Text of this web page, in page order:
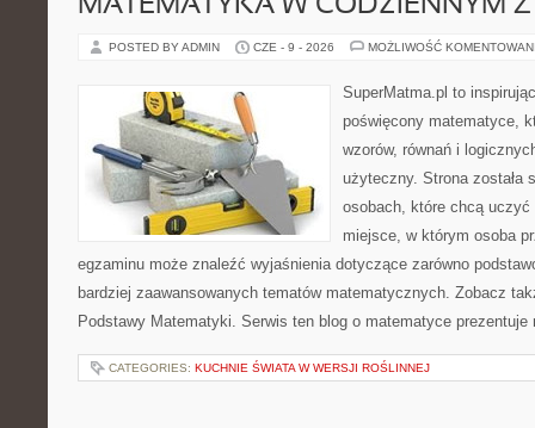
MATEMATYKA W CODZIENNYM
POSTED BY ADMIN CZE - 9 - 2026 MOŻLIWOŚĆ
SuperMatma.pl to
poświęcony matematyce,
wzorów, równań i
użyteczny. Strona została
osobach, które chcą
miejsce, w którym osoba
egzaminu może znaleźć wyjaśnienia dotyczące zarówno
bardziej zaawansowanych tematów matematycznych. Zobacz
Podstawy Matematyki. Serwis ten blog o matematyce
CATEGORIES: KUCHNIE ŚWIATA W WERSJI ROŚLINNEJ